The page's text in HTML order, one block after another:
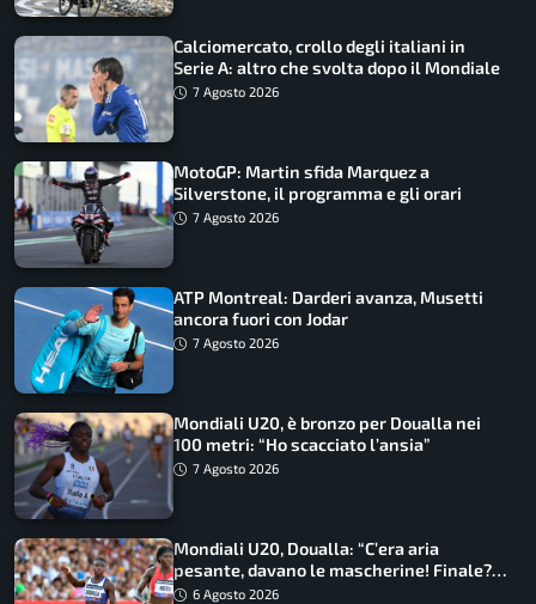
Calciomercato, crollo degli italiani in
Serie A: altro che svolta dopo il Mondiale
7 Agosto 2026
MotoGP: Martin sfida Marquez a
Silverstone, il programma e gli orari
7 Agosto 2026
ATP Montreal: Darderi avanza, Musetti
ancora fuori con Jodar
7 Agosto 2026
Mondiali U20, è bronzo per Doualla nei
100 metri: “Ho scacciato l’ansia”
7 Agosto 2026
Mondiali U20, Doualla: “C’era aria
pesante, davano le mascherine! Finale?
Non ho nulla da perdere”
6 Agosto 2026